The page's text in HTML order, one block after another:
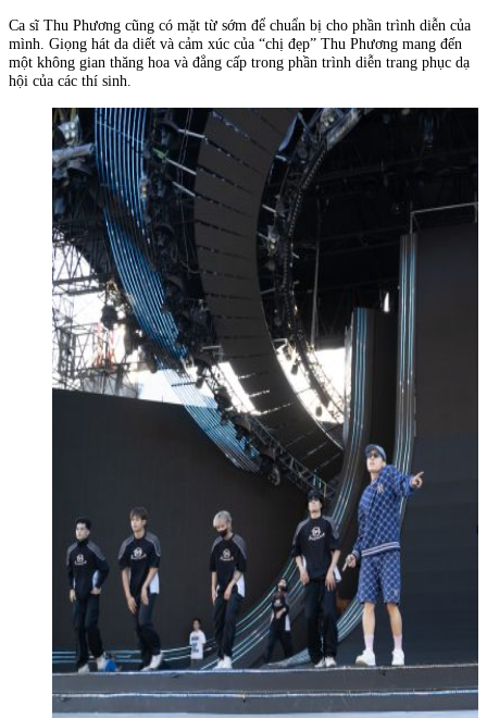
Ca sĩ Thu Phương cũng có mặt từ sớm để chuẩn bị cho phần trình diễn của
mình. Giọng hát da diết và cảm xúc của “chị đẹp” Thu Phương mang đến
một không gian thăng hoa và đẳng cấp trong phần trình diễn trang phục dạ
hội của các thí sinh.